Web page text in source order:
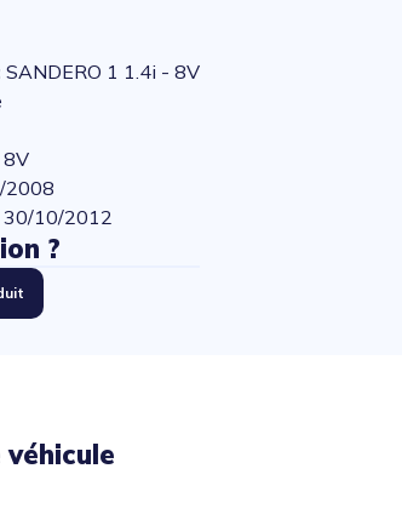
SANDERO 1 1.4i - 8V
8V
2008
30/10/2012
?